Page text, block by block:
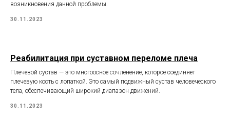
возникновения данной проблемы.
30.11.2023
Реабилитация при суставном переломе плеча
Плечевой сустав — это многоосное сочленение, которое соединяет
плечевую кость с лопаткой. Это самый подвижный сустав человеческого
тела, обеспечивающий широкий диапазон движений.
30.11.2023